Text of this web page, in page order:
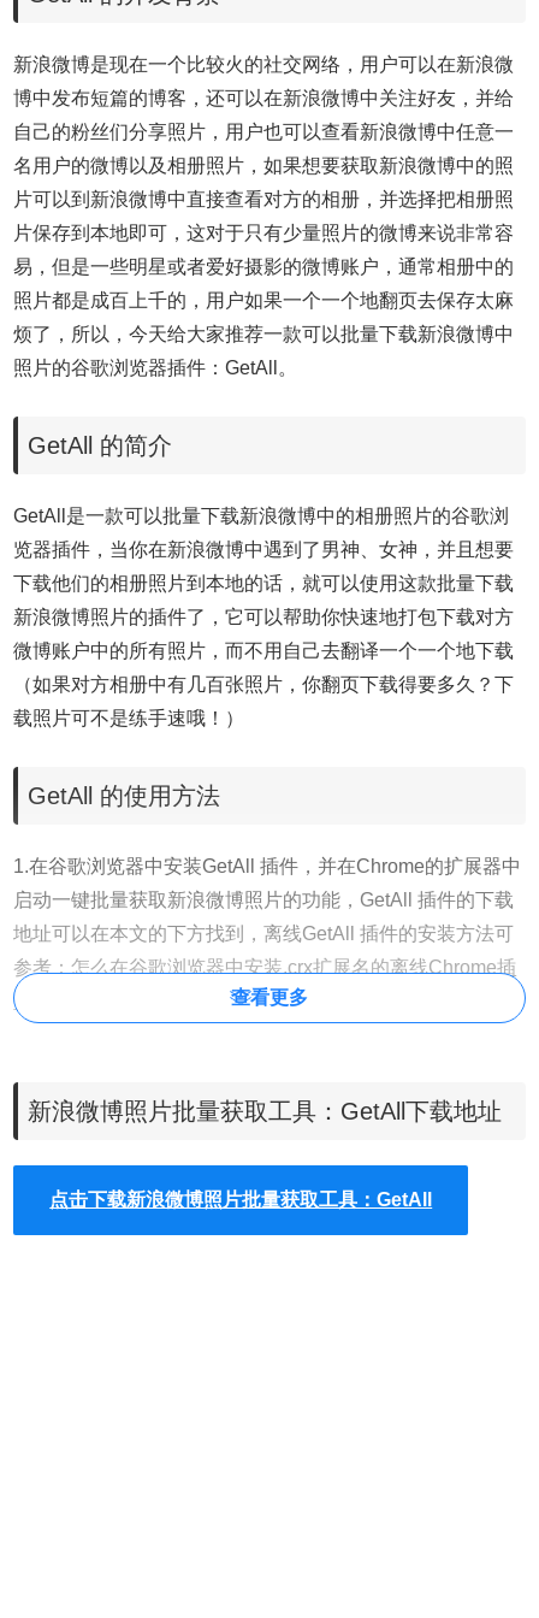
新浪微博是现在一个比较火的社交网络，用户可以在新浪微
博中发布短篇的博客，还可以在新浪微博中关注好友，并给
自己的粉丝们分享照片，用户也可以查看新浪微博中任意一
名用户的微博以及相册照片，如果想要获取新浪微博中的照
片可以到新浪微博中直接查看对方的相册，并选择把相册照
片保存到本地即可，这对于只有少量照片的微博来说非常容
易，但是一些明星或者爱好摄影的微博账户，通常相册中的
照片都是成百上千的，用户如果一个一个地翻页去保存太麻
烦了，所以，今天给大家推荐一款可以批量下载新浪微博中
照片的谷歌浏览器插件：GetAll。
GetAll 的简介
GetAll是一款可以批量下载新浪微博中的相册照片的谷歌浏
览器插件，当你在新浪微博中遇到了男神、女神，并且想要
下载他们的相册照片到本地的话，就可以使用这款批量下载
新浪微博照片的插件了，它可以帮助你快速地打包下载对方
微博账户中的所有照片，而不用自己去翻译一个一个地下载
（如果对方相册中有几百张照片，你翻页下载得要多久？下
载照片可不是练手速哦！）
GetAll 的使用方法
1.在谷歌浏览器中安装GetAll 插件，并在Chrome的扩展器中
启动一键批量获取新浪微博照片的功能，GetAll 插件的下载
地址可以在本文的下方找到，离线GetAll 插件的安装方法可
参考：怎么在谷歌浏览器中安装.crx扩展名的离线Chrome插
件？
最新谷歌浏览器离线安装版可以从这里下载：
2.使用新浪微博打开需要下载的对方的新浪微博主页，并且
跳转到对方的相册，来查看对方相册中的所有照片，这时
了，如图所示：
查看更多
新浪微博照片批量获取工具：GetAll下载地址
点击下载新浪微博照片批量获取工具：GetAll